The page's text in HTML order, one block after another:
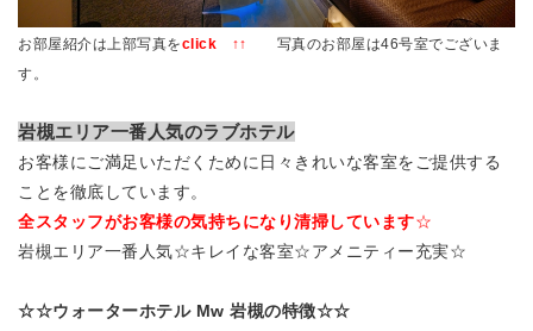
お部屋紹介は上部写真をclick ↑↑ 写真のお部屋は46号室でございま
す。
岩槻エリア一番人気のラブホテル
お客様にご満足いただくために日々きれいな客室をご提供する
ことを徹底しています。
全スタッフがお客様の気持ちになり清掃しています☆
岩槻エリア一番人気☆キレイな客室☆アメニティー充実☆
☆☆ウォーターホテル Mw 岩槻の特徴☆☆